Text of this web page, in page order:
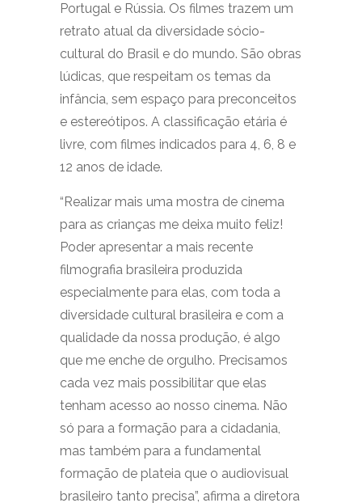
Portugal e Rússia. Os filmes trazem um
retrato atual da diversidade sócio-
cultural do Brasil e do mundo. São obras
lúdicas, que respeitam os temas da
infância, sem espaço para preconceitos
e estereótipos. A classificação etária é
livre, com filmes indicados para 4, 6, 8 e
12 anos de idade.
“Realizar mais uma mostra de cinema
para as crianças me deixa muito feliz!
Poder apresentar a mais recente
filmografia brasileira produzida
especialmente para elas, com toda a
diversidade cultural brasileira e com a
qualidade da nossa produção, é algo
que me enche de orgulho. Precisamos
cada vez mais possibilitar que elas
tenham acesso ao nosso cinema. Não
só para a formação para a cidadania,
mas também para a fundamental
formação de plateia que o audiovisual
brasileiro tanto precisa”, afirma a diretora